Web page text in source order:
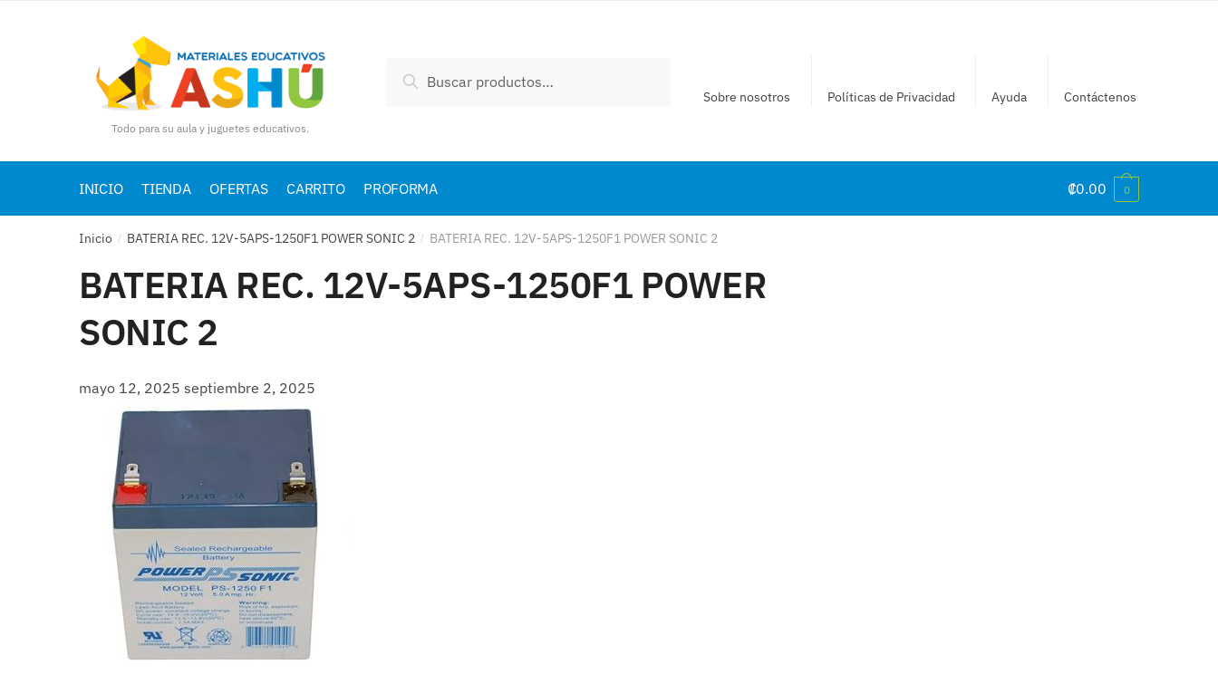
Todo para su aula y juguetes educativos.
por:
Buscar
Sobre nosotros Políticas de Privacidad Ayuda Contáctenos
INICIO TIENDA OFERTAS CARRITO PROFORMA ₡0.00 0
Inicio / BATERIA REC. 12V-5APS-1250F1 POWER SONIC 2 / BATERIA REC. 12V-5APS-1250F1 POWER SONIC 2
BATERIA REC. 12V-5APS-1250F1 POWER
SONIC 2
mayo 12, 2025 septiembre 2, 2025